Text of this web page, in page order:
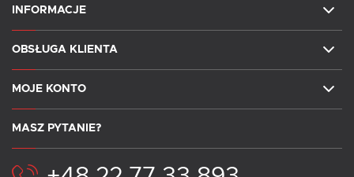
INFORMACJE
OBSŁUGA KLIENTA
MOJE KONTO
MASZ PYTANIE?